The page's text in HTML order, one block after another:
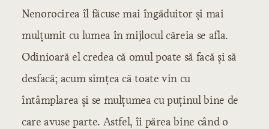
Nenorocirea îl făcuse mai îngăduitor și mai
mulțumit cu lumea în mijlocul căreia se afla.
Odinioară el credea că omul poate să facă și să
desfacă; acum simțea că toate vin cu
întâmplarea și se mulțumea cu puținul bine de
care avuse parte. Astfel, îi părea bine când o